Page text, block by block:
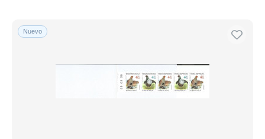
Nuevo